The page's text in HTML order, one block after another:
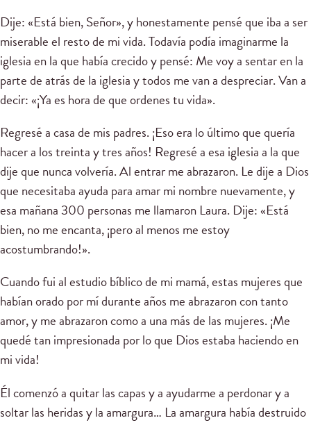
Dije: «Está bien, Señor», y honestamente pensé que iba a ser
miserable el resto de mi vida. Todavía podía imaginarme la
iglesia en la que había crecido y pensé: Me voy a sentar en la
parte de atrás de la iglesia y todos me van a despreciar. Van a
decir: «¡Ya es hora de que ordenes tu vida».
Regresé a casa de mis padres. ¡Eso era lo último que quería
hacer a los treinta y tres años! Regresé a esa iglesia a la que
dije que nunca volvería. Al entrar me abrazaron. Le dije a Dios
que necesitaba ayuda para amar mi nombre nuevamente, y
esa mañana 300 personas me llamaron Laura. Dije: «Está
bien, no me encanta, ¡pero al menos me estoy
acostumbrando!».
Cuando fui al estudio bíblico de mi mamá, estas mujeres que
habían orado por mí durante años me abrazaron con tanto
amor, y me abrazaron como a una más de las mujeres. ¡Me
quedé tan impresionada por lo que Dios estaba haciendo en
mi vida!
Él comenzó a quitar las capas y a ayudarme a perdonar y a
soltar las heridas y la amargura… La amargura había destruido